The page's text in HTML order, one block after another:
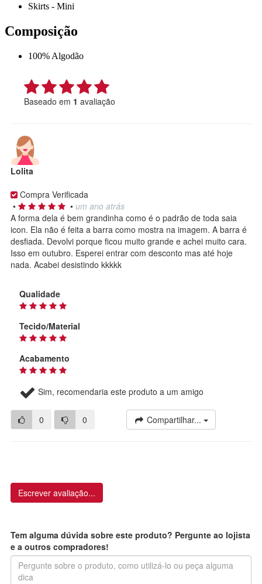
Skirts - Mini
Composição
100% Algodão
Baseado em 1 avaliação
Lolita
Compra Verificada
•
• um ano atrás
A forma dela é bem grandinha como é o padrão de toda saia
icon. Ela não é feita a barra como mostra na imagem. A barra é
desfiada. Devolvi porque ficou muito grande e achei muito cara.
Isso em outubro. Esperei entrar com desconto mas até hoje
nada. Acabei desistindo kkkkk
Qualidade
Tecido/Material
Acabamento
Sim, recomendaria este produto a um amigo
0 0 Compartilhar...
Escrever avaliação...
Tem alguma dúvida sobre este produto? Pergunte ao lojista
e a outros compradores!